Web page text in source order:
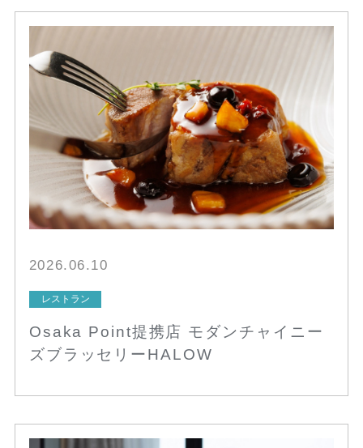
2026.06.10
レストラン
Osaka Point提携店 モダンチャイニー
ズブラッセリーHALOW